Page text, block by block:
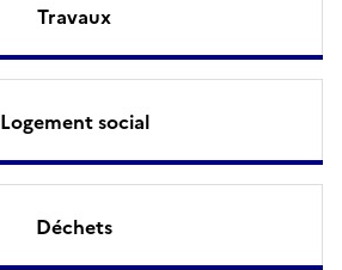
Travaux
Logement social
Déchets